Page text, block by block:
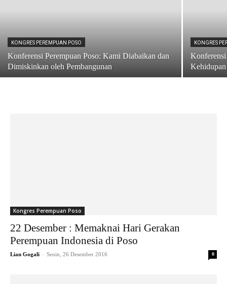
KONGRES PEREMPUAN POSO
Konferensi Perempuan Poso: Kami Diabaikan dan
Dimiskinkan oleh Pembangunan
KONGRES
Konferensi
Kehidupan
Kongres Perempuan Poso
22 Desember : Memaknai Hari Gerakan
Perempuan Indonesia di Poso
Lian Gogali - Senin, 26 Desember 2016 0